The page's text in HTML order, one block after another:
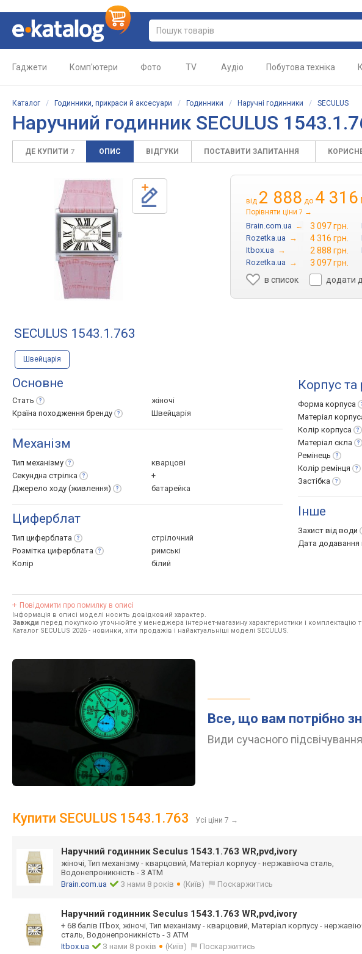
Гаджети Комп'ютери Фото TV Аудіо Побутова техніка
Каталог / Годинники, прикраси й аксесуари / Годинники / Наручні годинники / SECULUS
Наручний годинник SECULUS
ДЕ КУПИТИ 7 ОПИС ВІДГУКИ ПОСТАВИТИ ЗАПИТАННЯ
від 2 888 до 4 316
Порівняти ціни 7 →
Brain.com.ua → 3 097 грн.
Rozetka.ua → 4 316 грн.
Itbox.ua → 2 888 грн.
Rozetka.ua →
3 097 грн.
в список
додати
SECULUS 1543.1.763
Швейцарія
Основне
Стать
жіночі
Країна походження бренду Швейцарія
Механізм
Тип механізму
кварцові
Секундна стрілка
+
Джерело ходу (живлення) батарейка
Циферблат
Тип циферблата
стрілочний
Розмітка циферблата
римські
Колір
білий
Корпус та
Форма корпуса
Матеріал
Колір корпуса
Матеріал скла
Ремінець
Колір ремінця
Застібка
Інше
Захист від води
Дата додавання
Повідомити про помилку в описі
Інформація в описі моделі носить довідковий характер.
Завжди перед покупкою уточнюйте у менеджера інтернет-магазину характеристики і комплектацію
Каталог SECULUS 2026 - новинки, хіти продажів і найактуальніші моделі SECULUS.
Все, що вам потрібно
Види сучасного
Купити SECULUS 1543.1.763 Усі ціни 7 →
Наручний годинник Seculus 1543.1.763 WR,pvd,ivory
жіночі, Тип механізму - кварцовий, Матеріал корпусу - нержавіюча сталь,
Водонепроникність - 3 АТМ
Brain.com.ua
З нами 8 років (Київ) Поскаржитись
Наручний годинник Seculus 1543.1.763 WR,pvd,ivory
+ 68 балів ITbox, жіночі, Тип механізму - кварцовий, Матеріал корпусу -
сталь, Водонепроникність - 3 АТМ
Itbox.ua
З нами 8 років (Київ) Поскаржитись